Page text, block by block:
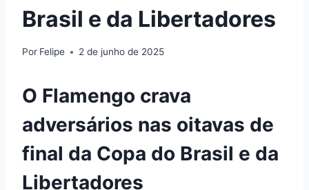
Brasil e da Libertadores
Por Felipe 2 de junho de 2025
O Flamengo crava
adversários nas oitavas de
final da Copa do Brasil e da
Libertadores